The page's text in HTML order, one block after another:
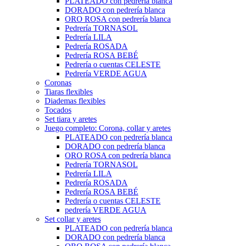
DORADO con pedrería blanca
ORO ROSA con pedrería blanca
Pedrería TORNASOL
Pedrería LILA
Pedrería ROSADA
Pedrería ROSA BEBÉ
Pedrería o cuentas CELESTE
Pedrería VERDE AGUA
Coronas
Tiaras flexibles
Diademas flexibles
Tocados
Set tiara y aretes
Juego completo: Corona, collar y aretes
PLATEADO con pedrería blanca
DORADO con pedrería blanca
ORO ROSA con pedrería blanca
Pedrería TORNASOL
Pedrería LILA
Pedrería ROSADA
Pedrería ROSA BEBÉ
Pedrería o cuentas CELESTE
pedrería VERDE AGUA
Set collar y aretes
PLATEADO con pedrería blanca
DORADO con pedrería blanca